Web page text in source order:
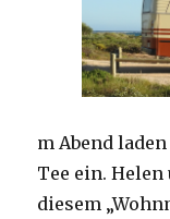
m Abend
Tee ein.
diesem